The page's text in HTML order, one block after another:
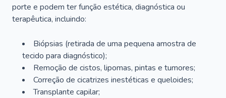
porte e podem ter função estética, diagnóstica ou
terapêutica, incluindo:
Biópsias (retirada de uma pequena amostra de
tecido para diagnóstico);
Remoção de cistos, lipomas, pintas e tumores;
Correção de cicatrizes inestéticas e queloides;
Transplante capilar;